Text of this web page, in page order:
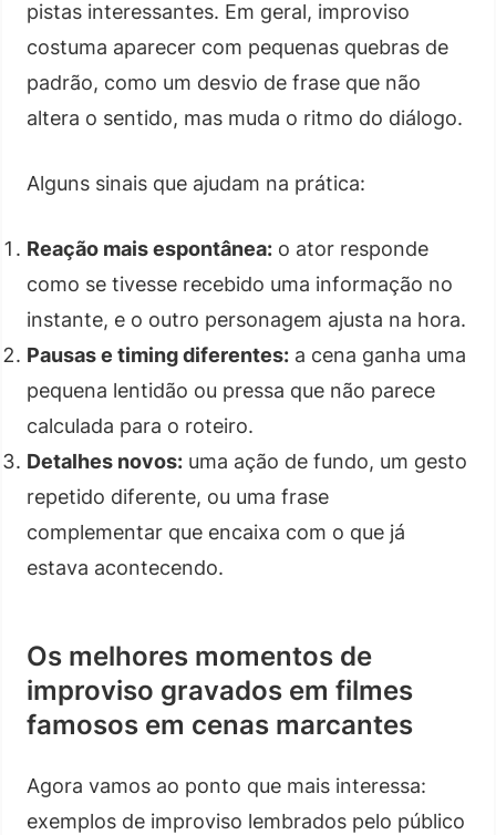
pistas interessantes. Em geral, improviso
costuma aparecer com pequenas quebras de
padrão, como um desvio de frase que não
altera o sentido, mas muda o ritmo do diálogo.
Alguns sinais que ajudam na prática:
Reação mais espontânea: o ator responde
como se tivesse recebido uma informação no
instante, e o outro personagem ajusta na hora.
Pausas e timing diferentes: a cena ganha uma
pequena lentidão ou pressa que não parece
calculada para o roteiro.
Detalhes novos: uma ação de fundo, um gesto
repetido diferente, ou uma frase
complementar que encaixa com o que já
estava acontecendo.
Os melhores momentos de
improviso gravados em filmes
famosos em cenas marcantes
Agora vamos ao ponto que mais interessa:
exemplos de improviso lembrados pelo público